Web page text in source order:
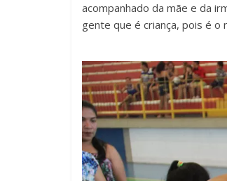
acompanhado da mãe e da
gente que é criança, pois é o